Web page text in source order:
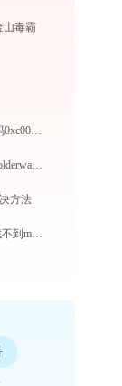
山毒霸
WPS Office错误报告 transerr.exe错误码0xc000000d处理办法
AutoCAD 主程序 acad.exe加载adcomfolderwatch.dll文件丢失处理办法
方法
Photoshop主程序 打开Photoshop.exe找不到msvcp_win.dll怎么办